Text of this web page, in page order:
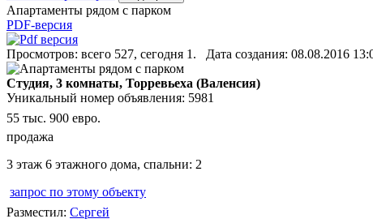
Апартаменты рядом с парком
PDF-версия
Просмотров: всего 527, сегодня 1. Дата создания: 08.08.2016
Студия, 3 комнаты, Торревьеха (Валенсия)
Уникальный номер объявления: 5981
55 тыс. 900 евро.
продажа
3 этаж 6 этажного дома, спальни: 2
запрос по этому объекту
Разместил: Сергей